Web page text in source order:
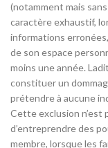
(notamment mais
caractère exhaustif,
informations
de son espace
moins une année.
constituer un
prétendre à aucune
Cette exclusion n’est
d’entreprendre des
membre, lorsque les